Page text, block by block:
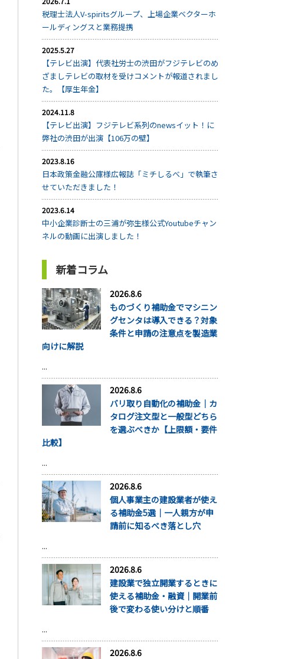
税理士法人V-spiritsグループ、上場企業ベクターホ
ールディングスと業務提携
2025.5.27
【テレビ出演】代表社労士の渋田がフジテレビのめ
ざましテレビの取材を受けコメントが報道されまし
た。【厚生年金】
2024.11.8
【テレビ出演】フジテレビ系列のnewsイット！に
弊社の渋田が出演【106万の壁】
2023.8.16
日本政策金融公庫様広報誌「ミチしるべ」で執筆さ
せていただきました！
2023.6.14
中小企業診断士の三浦が弥生様公式Youtubeチャン
ネルの動画に出演しました！
新着コラム
2026.8.6
ものづくり補助金でマシニン
グセンタは導入できる？対象
条件と申請の注意点を製造業
向けに解説
...
2026.8.6
バリ取り自動化の補助金｜カ
タログ注文型と一般型どちら
を選ぶべきか【上限額・要件
比較】
...
2026.8.6
個人事業主の建設業者が使え
る補助金5選｜一人親方が申
請前に知るべき落とし穴
...
2026.8.6
建設業で独立開業するときに
使える補助金・融資｜開業前
後で変わる使い分けと順番
...
2026.8.6